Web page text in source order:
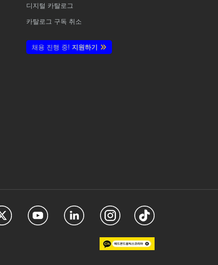
디지털 카탈로그
카탈로그 구독 취소
채용 진행 중! 지원하기